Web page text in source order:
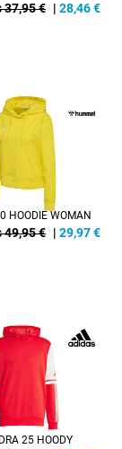
37,95 € | 28,46€
HOODIE WOMAN
49,95 € | 29,97€
25 HOODY